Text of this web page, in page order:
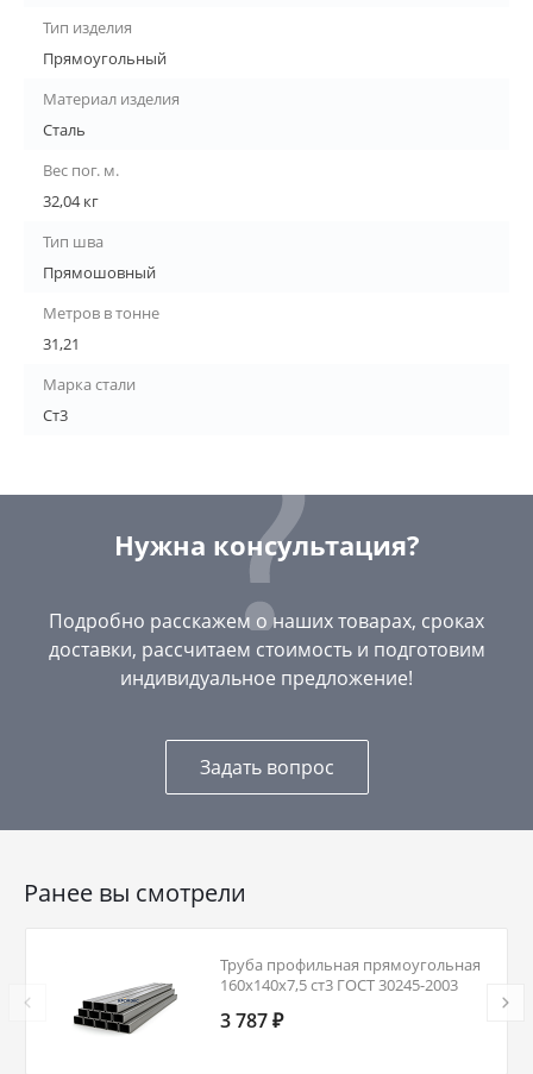
Тип изделия
Прямоугольный
Материал изделия
Сталь
Вес пог. м.
32,04 кг
Тип шва
Прямошовный
Метров в тонне
31,21
Марка стали
Ст3
Нужна консультация?
Подробно расскажем о наших товарах, сроках
доставки, рассчитаем стоимость и подготовим
индивидуальное предложение!
Задать вопрос
Ранее вы смотрели
Труба профильная прямоугольная
160х140х7,5 ст3 ГОСТ 30245-2003
3 787 ₽